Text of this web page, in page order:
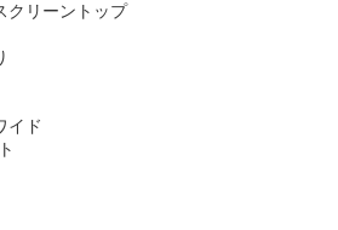
クリーントップ
イド